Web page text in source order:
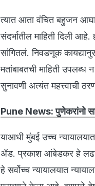
त्यात आता वंचित बहुजन
संदर्भातील माहिती दिली
सांगितलं. निवडणूक
मतांबाबतची माहिती उपलब्ध
सुनावणी अत्यंत महत्त्वाची
Pune News: पुणेकरांनो
याआधी मुंबई उच्च
ॲड. प्रकाश आंबेडकर हे लढत
हे सर्वोच्च न्यायालयात